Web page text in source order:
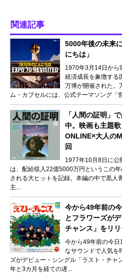
関連記事
5000年後の未来
にちは」
1970年3月14日から
経済成長を象徴する
万博が開催された。
ム・カプセルには、公式テーマソング「世
「人間の証明」
中。映画も主題
ONLINE×大人の
回
1977年10月8日に公
は、配給収入22億5000万円というこの
される大ヒットを記録。本編の中で黒人
主...
今から49年前の
とフラワーズが
チャンス」をリ
今から49年前の今
なサウンドで人気を
ズがデビュー・シングル「ラスト・チャ
年と3カ月を経ての遅...